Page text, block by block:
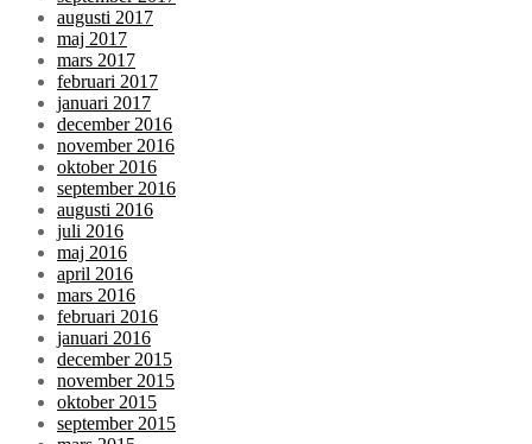
augusti 2017
maj 2017
mars 2017
februari 2017
januari 2017
december 2016
november 2016
oktober 2016
september 2016
augusti 2016
juli 2016
maj 2016
april 2016
mars 2016
februari 2016
januari 2016
december 2015
november 2015
oktober 2015
september 2015